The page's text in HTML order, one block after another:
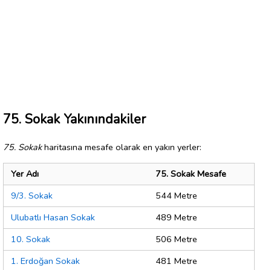
75. Sokak Yakınındakiler
75. Sokakharitasına mesafe olarak en yakın yerler:
Yer Adı
75. Sokak Mesafe
9/3. Sokak
544 Metre
Ulubatlı Hasan Sokak
489 Metre
10. Sokak
506 Metre
1. Erdoğan Sokak
481 Metre